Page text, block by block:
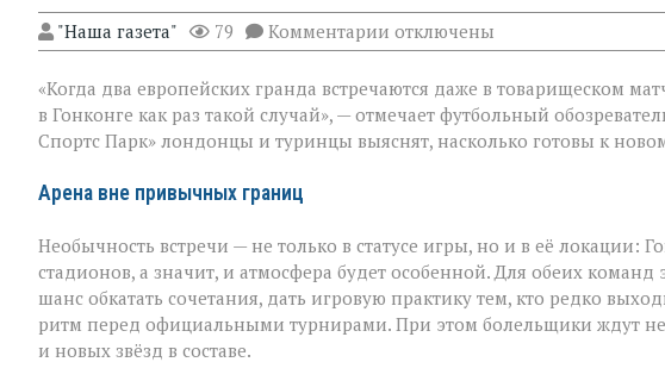
"Наша газета" 79 Комментарии к
записи
против
«Ювентуса»:
выйдет
отключены
«Когда два европейских гранда встречаются даже в товарищеском
в Гонконге как раз такой случай», — отмечает футбольный
Спортс Парк» лондонцы и туринцы выяснят, насколько готовы к
Арена вне привычных границ
Необычность встречи — не только в статусе игры, но и в её локации:
стадионов, а значит, и атмосфера будет особенной. Для обеих
шанс обкатать сочетания, дать игровую практику тем, кто редко
ритм перед официальными турнирами. При этом болельщики ждут не
и новых звёзд в составе.